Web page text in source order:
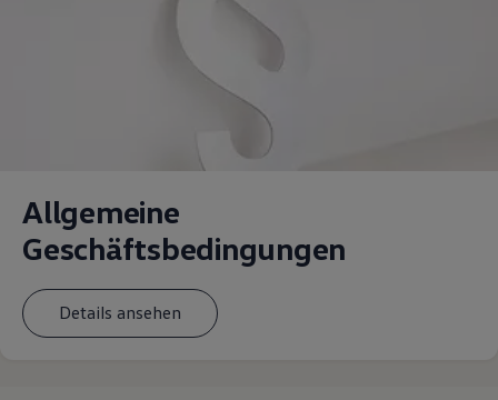
Allgemeine
Geschäftsbedingungen
Details ansehen